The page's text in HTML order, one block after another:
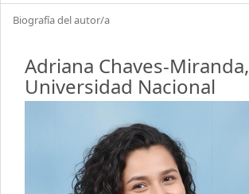
Biografía del autor/a
Adriana Chaves-Miranda,
Universidad Nacional